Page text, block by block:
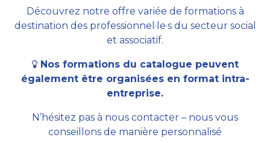
Découvrez notre offre variée de formations à
destination des professionnel·le·s du secteur social
et associatif.
Nos formations du catalogue peuvent
également être organisées en format intra-
entreprise.
N’hésitez pas à nous contacter – nous vous
conseillons de manière personnalisé